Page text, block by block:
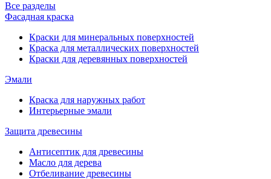
Все разделы
Фасадная краска
Краски для минеральных поверхностей
Краска для металлических поверхностей
Краски для деревянных поверхностей
Эмали
Краска для наружных работ
Интерьерные эмали
Защита древесины
Антисептик для древесины
Масло для дерева
Отбеливание древесины